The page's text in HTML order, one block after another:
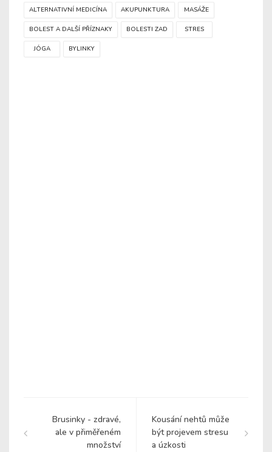
ALTERNATIVNÍ MEDICÍNA AKUPUNKTURA MASÁŽE
BOLEST A DALŠÍ PŘÍZNAKY BOLESTI ZAD STRES
JÓGA BYLINKY
Brusinky - zdravé,
ale v přiměřeném
množství
Kousání nehtů může
být projevem stresu
a úzkosti